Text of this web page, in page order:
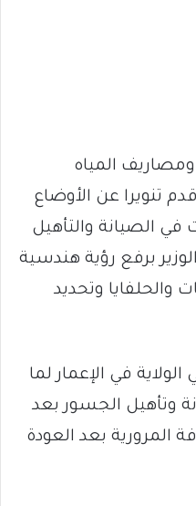
المياه
تنويرا عن الأوضاع
في الصيانة والتأهيل
برفع رؤية هندسية
وتحديد
في الإعمار لما
وتأهيل الجسور بعد
المرورية بعد العودة